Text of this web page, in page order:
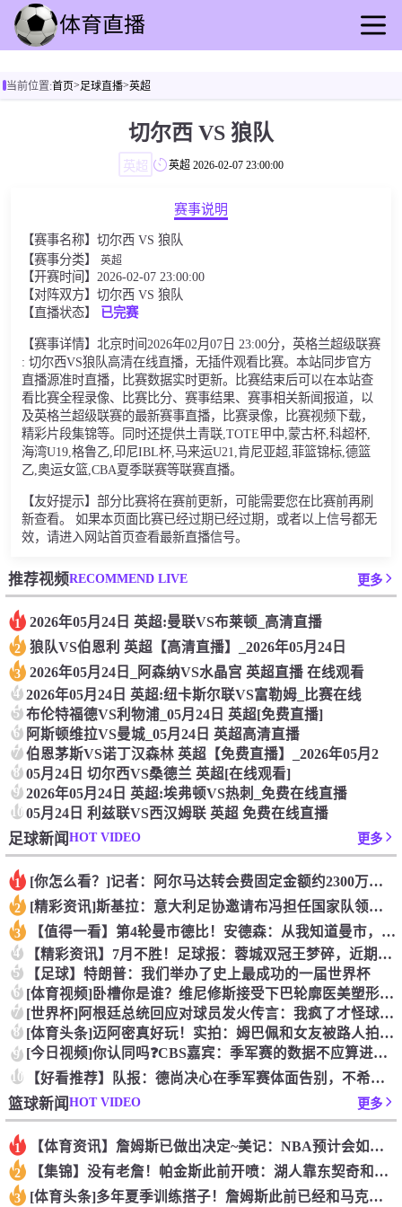
足球直播
全球联赛
当前位置:首页>足球直播>英超
切尔西 VS 狼队
英超 英超 2026-02-07 23:00:00
赛事说明
【赛事名称】切尔西 VS 狼队
【赛事分类】 英超
【开赛时间】2026-02-07 23:00:00
【对阵双方】切尔西 VS 狼队
【直播状态】
已完赛
【赛事详情】北京时间2026年02月07日 23:00分，英格兰超级联赛
: 切尔西VS狼队高清在线直播，无插件观看比赛。本站同步官方
直播源准时直播，比赛数据实时更新。比赛结束后可以在本站查
看比赛全程录像、比赛比分、赛事结果、赛事相关新闻报道，以
及英格兰超级联赛的最新赛事直播，比赛录像，比赛视频下载，
精彩片段集锦等。同时还提供土青联,TOTE甲中,蒙古杯,科超杯,
海湾U19,格鲁乙,印尼IBL杯,马来运U21,肯尼亚超,菲篮锦标,德篮
乙,奥运女篮,CBA夏季联赛等联赛直播。
【友好提示】部分比赛将在赛前更新，可能需要您在比赛前再刷
新查看。 如果本页面比赛已经过期已经过期，或者以上信号都无
效，请进入网站首页查看最新直播信号。
推荐视频RECOMMEND LIVE 更多
1 2026年05月24日 英超:曼联VS布莱顿_高清直播
2 狼队VS伯恩利 英超【高清直播】_2026年05月24日
3 2026年05月24日_阿森纳VS水晶宫 英超直播 在线观看
4 2026年05月24日 英超:纽卡斯尔联VS富勒姆_比赛在线
5 布伦特福德VS利物浦_05月24日 英超[免费直播]
6 阿斯顿维拉VS曼城_05月24日 英超高清直播
7 伯恩茅斯VS诺丁汉森林 英超【免费直播】_2026年05月2
8 05月24日 切尔西VS桑德兰 英超[在线观看]
9 2026年05月24日 英超:埃弗顿VS热刺_免费在线直播
1005月24日 利兹联VS西汉姆联 英超 免费在线直播
足球新闻HOT VIDEO 更多
1 [你怎么看？]记者：阿尔马达转会费固定金额约2300万欧，外
2 [精彩资讯]斯基拉：意大利足协邀请布冯担任国家队领队，但遭到
3 【值得一看】第4轮曼市德比！安德森：从我知道曼市，曼城就是这
4 【精彩资讯】7月不胜！足球报：蓉城双冠王梦碎，近期成绩下滑要
5 【足球】特朗普：我们举办了史上最成功的一届世界杯
6 [体育视频]卧槽你是谁？维尼修斯接受下巴轮廓医美塑形，突然变
7 [世界杯]阿根廷总统回应对球员发火传言：我疯了才怪球员？全是
8 [体育头条]迈阿密真好玩！实拍：姆巴佩和女友被路人拍到在夜店
9 [今日视频]你认同吗❓️CBS嘉宾：季军赛的数据不应算进去，
10 【好看推荐】队报：德尚决心在季军赛体面告别，不希望以两连败收
篮球新闻HOT VIDEO 更多
1 【体育资讯】詹姆斯已做出决定~美记：NBA预计会如期公布新赛
2 【集锦】没有老詹！帕金斯此前开喷：湖人靠东契奇和里夫斯没人会
3 [体育头条]多年夏季训练搭子！詹姆斯此前已经和马克西一同训练